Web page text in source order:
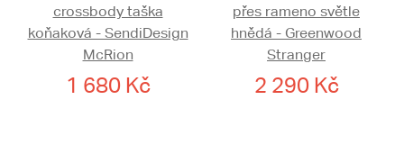
crossbody taška
koňaková - SendiDesign
McRion
1 680 Kč
přes rameno světle
hnědá - Greenwood
Stranger
2 290 Kč